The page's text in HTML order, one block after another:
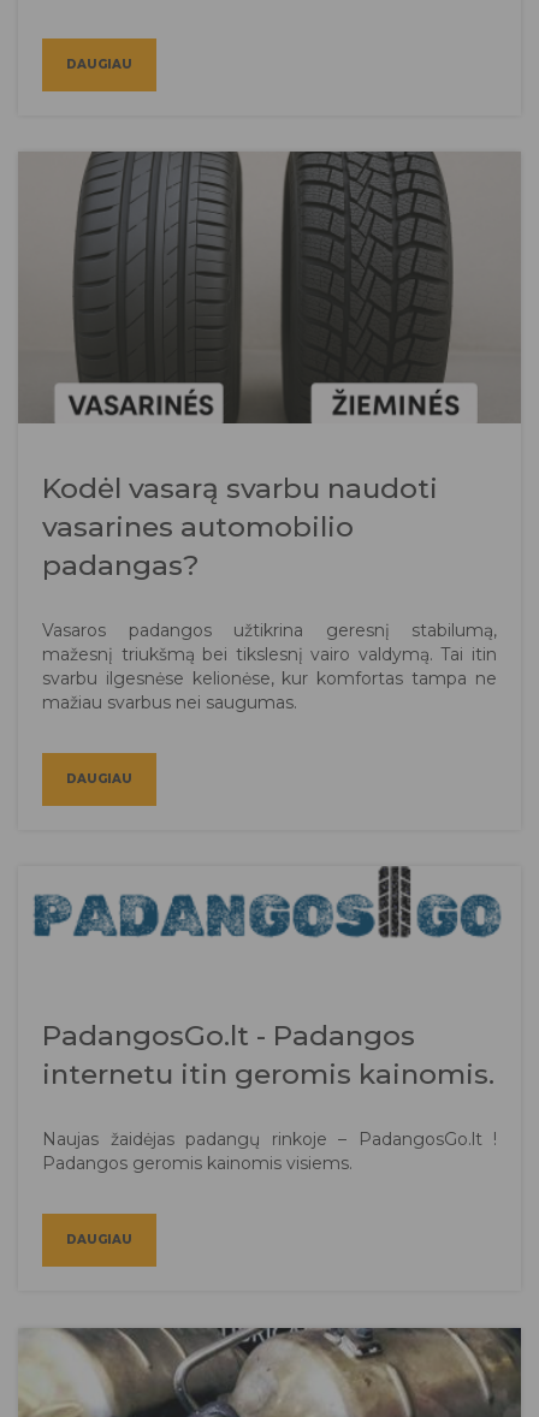
DAUGIAU
Kodėl vasarą svarbu naudoti
vasarines automobilio
padangas?
Vasaros padangos užtikrina geresnį stabilumą,
mažesnį triukšmą bei tikslesnį vairo valdymą. Tai itin
svarbu ilgesnėse kelionėse, kur komfortas tampa ne
mažiau svarbus nei saugumas.
DAUGIAU
PadangosGo.lt - Padangos
internetu itin geromis kainomis.
Naujas žaidėjas padangų rinkoje – PadangosGo.lt !
Padangos geromis kainomis visiems.
DAUGIAU